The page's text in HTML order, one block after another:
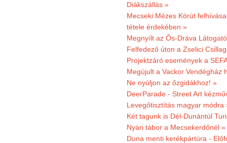
Diákszállás »
Mecseki Mézes Körút
tétele érdekében »
Megnyílt az Ős-Dráva
Felfedező úton a Zselici
Projektzáró események a
Megújult a Vackor Vendégház
Ne nyúljon az őzgidákhoz! »
DeerParade - Street Art
Levegőtisztítás magyar módra
Két tagunk is Dél-Dunántúl
Nyári tábor a Mecsekerdőnél »
Duna menti kerékpártúra -